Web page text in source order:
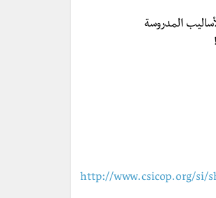
المدروسة
http://www.csicop.org/si/